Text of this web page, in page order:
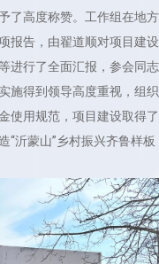
了高度称赞。工作组在地方
报告，由翟道顺对项目建设
进行了全面汇报，参会同志
施得到领导高度重视，组织
使用规范，项目建设取得了
“沂蒙山”乡村振兴齐鲁样板